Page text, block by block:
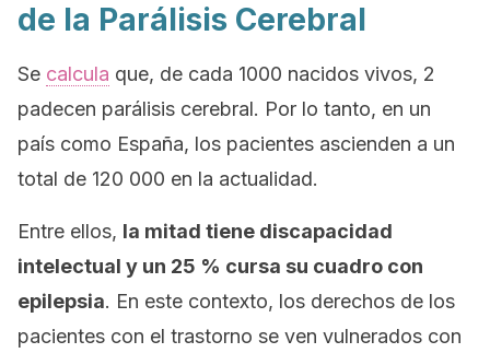
de la Parálisis Cerebral
Se calcula que, de cada 1000 nacidos vivos, 2
padecen parálisis cerebral. Por lo tanto, en un
país como España, los pacientes ascienden a un
total de 120 000 en la actualidad.
Entre ellos, la mitad tiene discapacidad
intelectual y un 25 % cursa su cuadro con
epilepsia. En este contexto, los derechos de los
pacientes con el trastorno se ven vulnerados con